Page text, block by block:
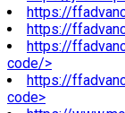
https://
https://
https://
code/>
https://
code>